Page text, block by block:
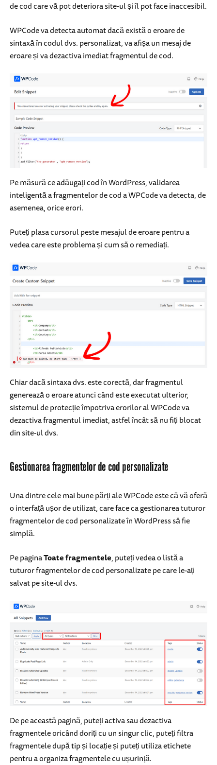
de cod care vă pot deteriora site-ul și îl pot face inaccesibil.
WPCode va detecta automat dacă există o eroare de
sintaxă în codul dvs. personalizat, va afișa un mesaj de
eroare și va dezactiva imediat fragmentul de cod.
Pe măsură ce adăugați cod în WordPress, validarea
inteligentă a fragmentelor de cod a WPCode va detecta, de
asemenea, orice erori.
Puteți plasa cursorul peste mesajul de eroare pentru a
vedea care este problema și cum să o remediați.
Chiar dacă sintaxa dvs. este corectă, dar fragmentul
generează o eroare atunci când este executat ulterior,
sistemul de protecție împotriva erorilor al WPCode va
dezactiva fragmentul imediat, astfel încât să nu fiți blocat
din site-ul dvs.
Gestionarea fragmentelor de cod personalizate
Una dintre cele mai bune părți ale WPCode este că vă oferă
o interfață ușor de utilizat, care face ca gestionarea tuturor
fragmentelor de cod personalizate în WordPress să fie
simplă.
Pe paginaToate fragmentele, puteți vedea o listă a
tuturor fragmentelor de cod personalizate pe care le-ați
salvat pe site-ul dvs.
De pe această pagină, puteți activa sau dezactiva
fragmentele oricând doriți cu un singur clic, puteți filtra
fragmentele după tip și locație și puteți utiliza etichete
pentru a organiza fragmentele cu ușurință.